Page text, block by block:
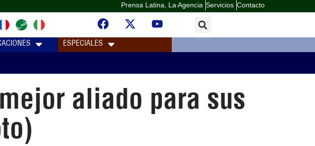
Prensa Latina, La Agencia Servicios Contacto
ESPECIALES
aliado para sus